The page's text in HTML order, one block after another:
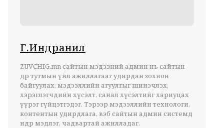
Г.Индранил
ZUVCHIG.mn сайтын мэдээний админ нь сайтын
өдөр тутмын үйл ажиллагааг удирдан зохион
байгуулах, мэдээллийн агуулгыг шинэчлэх,
хэрэглэгчдийн хүсэлт, санал хүсэлтийг хариуцах
үүрэг гүйцэтгэдэг. Тэрээр мэдээллийн технологи,
контентын удирдлага, вэб сайтын админ системд
өндөр мэдлэг, чадвартай ажилладаг.